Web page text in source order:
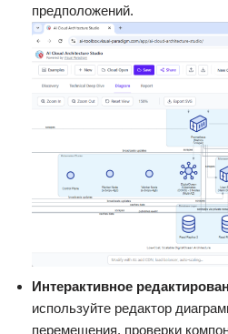
предположений.
Интерактивное
используйте редактор
перемещения, проверки